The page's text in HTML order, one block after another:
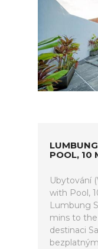
POOL, 10
Ubytování
with Pool,
Lumbung
mins to
destinaci